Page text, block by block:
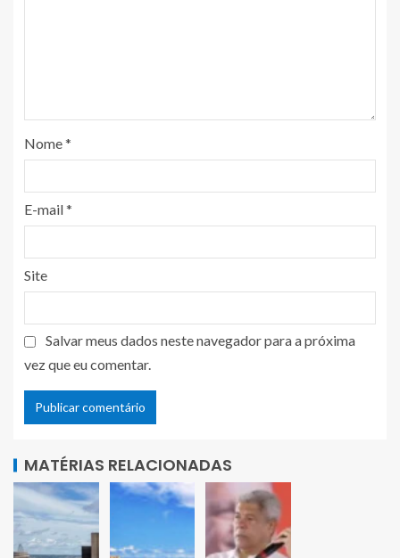
Nome*
E-mail*
Site
Salvar meus dados neste navegador para a próxima
vez que eu comentar.
MATÉRIAS RELACIONADAS